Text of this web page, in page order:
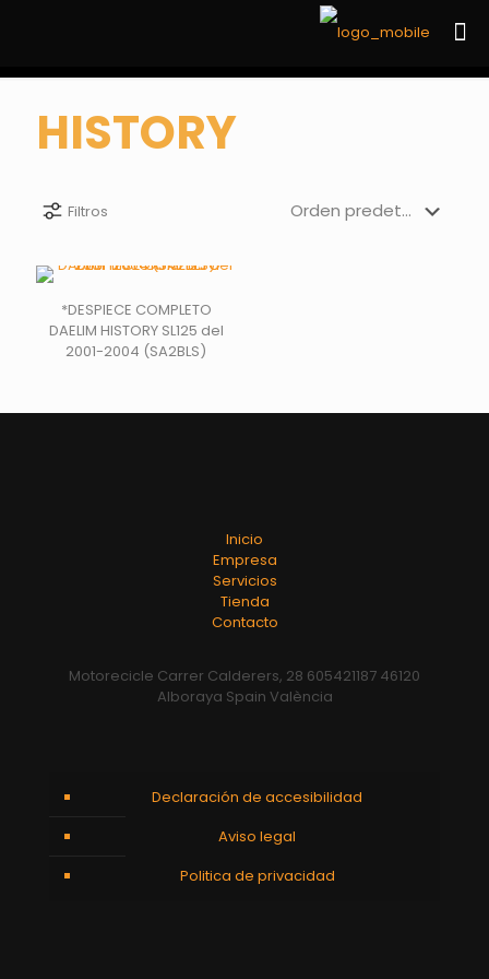
HISTORY
Filtros
*DESPIECE COMPLETO
DAELIM HISTORY SL125 del
2001-2004 (SA2BLS)
Inicio
Empresa
Servicios
Tienda
Contacto
Motorecicle Carrer Calderers, 28 605421187 46120
Alboraya Spain València
Declaración de accesibilidad
Aviso legal
Politica de privacidad